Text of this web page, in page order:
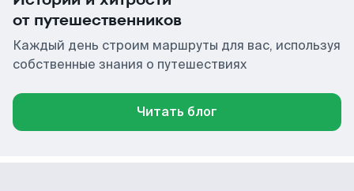
от путешественников
Каждый день строим маршруты для вас, используя
собственные знания о путешествиях
Читать блог